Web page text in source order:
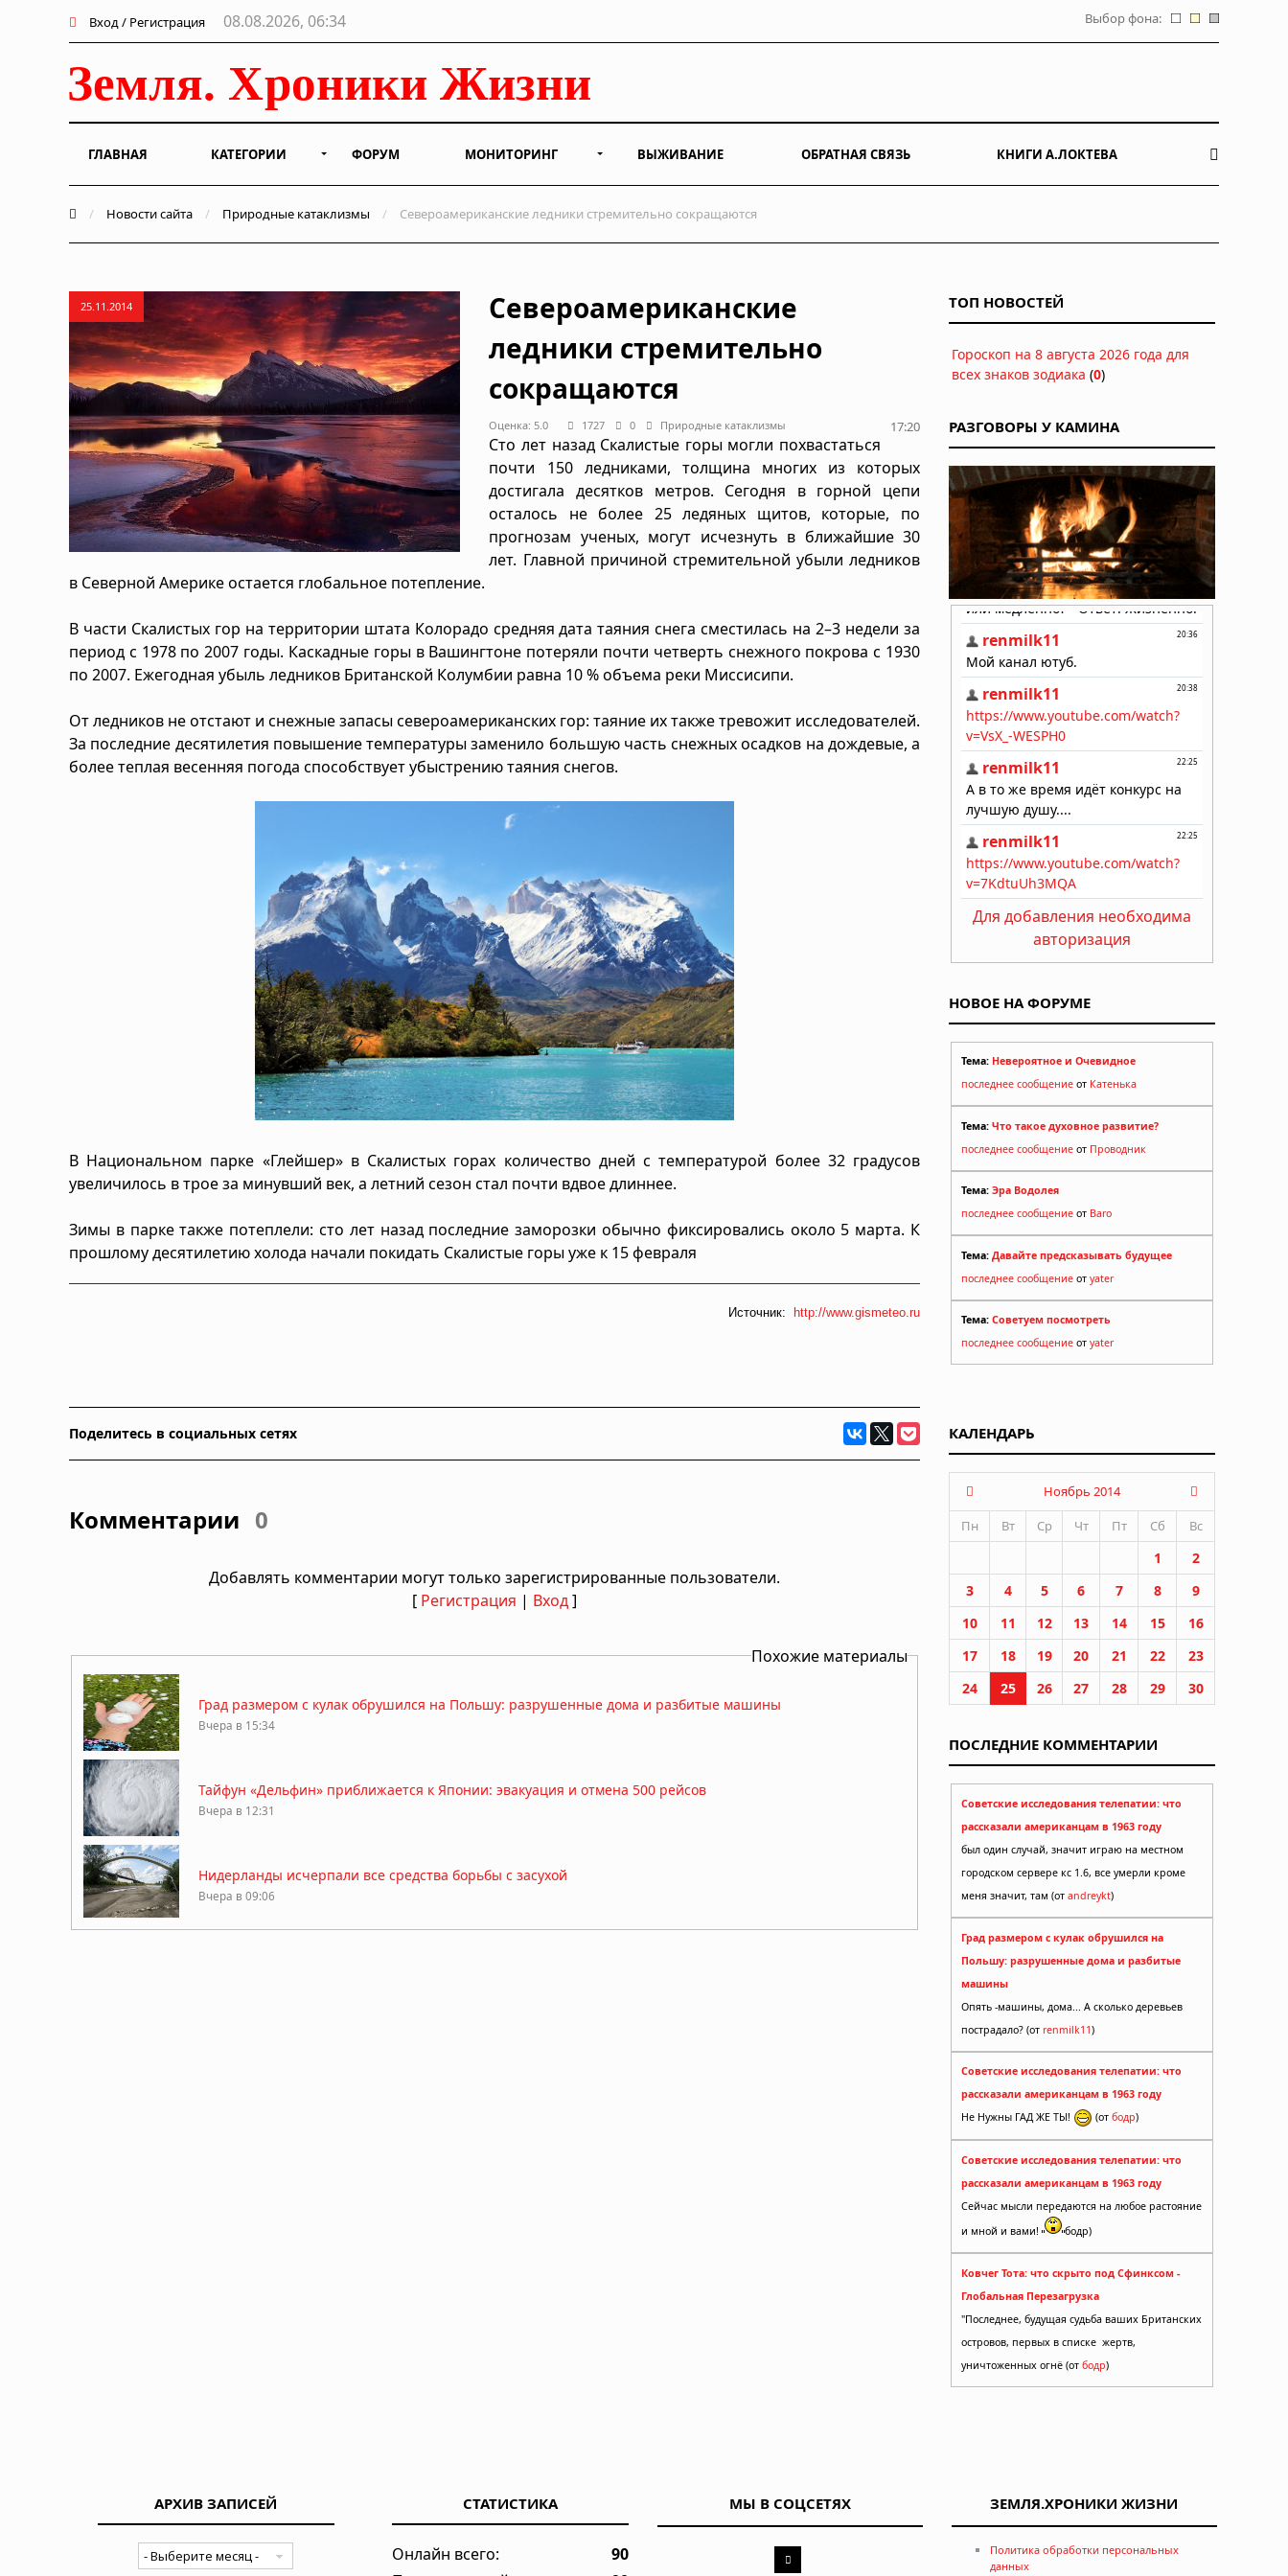
Вход / Регистрация 08.08.2026, 06:34 Выбор фона:
ГЛАВНАЯ КАТЕГОРИИ ФОРУМ МОНИТОРИНГ ВЫЖИВАНИЕ ОБРАТНАЯ СВЯЗЬ КНИГИ А.ЛОКТЕВА
/ Новости сайта / Природные катаклизмы / Североамериканские ледники стремительно сокращаются
25.11.2014
Североамериканские
ледники стремительно
сокращаются
Оценка: 5.0 1727 0 Природные катаклизмы 17:20
Сто лет назад Скалистые горы могли похвастаться
почти 150 ледниками, толщина многих из которых
достигала десятков метров. Сегодня в горной цепи
осталось не более 25 ледяных щитов, которые, по
прогнозам ученых, могут исчезнуть в ближайшие 30
лет. Главной причиной стремительной убыли ледников
в Северной Америке остается глобальное потепление.
В части Скалистых гор на территории штата Колорадо средняя дата таяния снега сместилась на 2–3 недели за
период с 1978 по 2007 годы. Каскадные горы в Вашингтоне потеряли почти четверть снежного покрова с 1930
по 2007. Ежегодная убыль ледников Британской Колумбии равна 10 % объема реки Миссисипи.
От ледников не отстают и снежные запасы североамериканских гор: таяние их также тревожит исследователей.
За последние десятилетия повышение температуры заменило большую часть снежных осадков на дождевые, а
более теплая весенняя погода способствует убыстрению таяния снегов.
В Национальном парке «Глейшер» в Скалистых горах количество дней с температурой более 32 градусов
увеличилось в трое за минувший век, а летний сезон стал почти вдвое длиннее.
Зимы в парке также потеплели: сто лет назад последние заморозки обычно фиксировались около 5 марта. К
прошлому десятилетию холода начали покидать Скалистые горы уже к 15 февраля
Источник: http://www.gismeteo.ru
Поделитесь в социальных сетях
Комментарии 0
Добавлять комментарии могут только зарегистрированные пользователи.
[ Регистрация | Вход]
Похожие материалы
Град размером с кулак обрушился на Польшу: разрушенные дома и разбитые машины
Вчера в 15:34
Тайфун «Дельфин» приближается к Японии: эвакуация и отмена 500 рейсов
Вчера в 12:31
Нидерланды исчерпали все средства борьбы с засухой
Вчера в 09:06
31.07.2026 в 08:20
ТОП НОВОСТЕЙ
Гороскоп на 8 августа 2026 года для
всех знаков зодиака (0)
РАЗГОВОРЫ У КАМИНА
Для добавления необходима
авторизация
НОВОЕ НА ФОРУМЕ
Тема: Невероятное и Очевидное
последнее сообщение от Катенька
Тема: Что такое духовное развитие?
последнее сообщение от Проводник
Тема: Эра Водолея
последнее сообщение от Baro
Тема: Давайте предсказывать будущее
последнее сообщение от yater
Тема: Советуем посмотреть
последнее сообщение от yater
КАЛЕНДАРЬ
Ноябрь 2014
Пн
Вт Ср Чт Пт Сб Вс
1
2
3
4 5 6 7 8
9
10
11 12 13 14 15
16
17
18 19 20 21 22
23
24
25 26 27 28 29 30
ПОСЛЕДНИЕ КОММЕНТАРИИ
Советские исследования телепатии: что
рассказали американцам в 1963 году
был один случай, значит играю на местном
городском сервере кс 1.6, все умерли кроме
меня значит, там (от andreykt)
Град размером с кулак обрушился на
Польшу: разрушенные дома и разбитые
машины
Опять -машины, дома... А сколько деревьев
пострадало? (от renmilk11)
Советские исследования телепатии: что
рассказали американцам в 1963 году
Не Нужны ГАД ЖЕ ТЫ!
(от бодр)
Советские исследования телепатии: что
рассказали американцам в 1963 году
Сейчас мысли передаются на любое растояние
и мной и вами!
бодр)
Ковчег Тота: что скрыто под Сфинксом -
Глобальная Перезагрузка
"Последнее, будущая судьба ваших Британских
островов, первых в списке жертв,
уничтоженных огнё (от бодр)
АРХИВ ЗАПИСЕЙ СТАТИСТИКА
Онлайн всего:
90
МЫ В СОЦСЕТЯХ ЗЕМЛЯ.ХРОНИКИ ЖИЗНИ
Политика обработки персональных
данных